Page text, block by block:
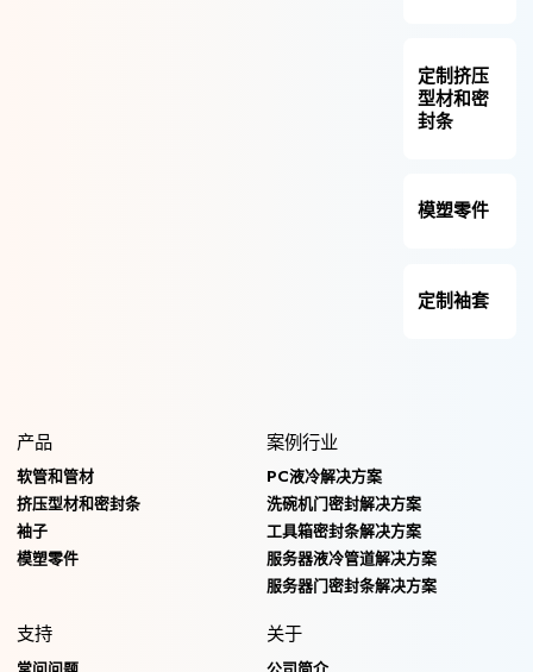
定制挤压
型材和密
封条
模塑零件
定制袖套
产品
软管和管材
挤压型材和密封条
袖子
模塑零件
案例行业
PC液冷解决方案
洗碗机门密封解决方案
工具箱密封条解决方案
服务器液冷管道解决方案
服务器门密封条解决方案
支持 关于